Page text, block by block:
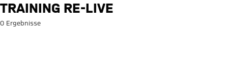
Suche: Training Re-Live
TRAINING RE-LIVE
0 Ergebnisse